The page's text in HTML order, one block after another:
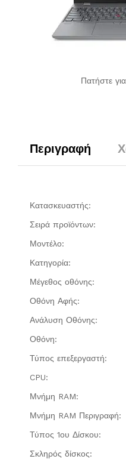
Πατήστε
Περιγραφή
Κατασκευαστής:
Σειρά προϊόντων:
Μοντέλο:
Κατηγορία:
Μέγεθος οθόνης:
Οθόνη Αφής:
Ανάλυση Οθόνης:
Οθόνη:
Τύπος επεξεργαστή:
CPU:
Μνήμη RAM:
Μνήμη RAM Περιγραφή:
Τύπος 1ου Δίσκου:
Σκληρός δίσκος: